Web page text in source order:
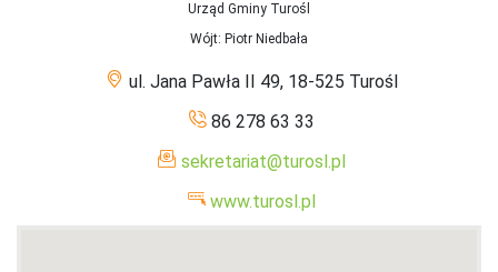
Urząd Gminy Turośl
Wójt: Piotr Niedbała
ul. Jana Pawła II 49, 18-525 Turośl
86 278 63 33
sekretariat@turosl.pl
www.turosl.pl